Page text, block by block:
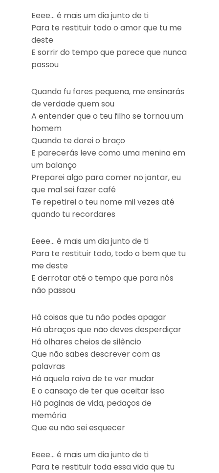
Eeee… é mais um dia junto de ti
Para te restituir todo o amor que tu me
deste
E sorrir do tempo que parece que nunca
passou
Quando fu fores pequena, me ensinarás
de verdade quem sou
A entender que o teu filho se tornou um
homem
Quando te darei o braço
E parecerás leve como uma menina em
um balanço
Preparei algo para comer no jantar, eu
que mal sei fazer café
Te repetirei o teu nome mil vezes até
quando tu recordares
Eeee… é mais um dia junto de ti
Para te restituir todo, todo o bem que tu
me deste
E derrotar até o tempo que para nós
não passou
Há coisas que tu não podes apagar
Há abraços que não deves desperdiçar
Há olhares cheios de silêncio
Que não sabes descrever com as
palavras
Há aquela raiva de te ver mudar
E o cansaço de ter que aceitar isso
Há paginas de vida, pedaços de
memória
Que eu não sei esquecer
Eeee… é mais um dia junto de ti
Para te restituir toda essa vida que tu